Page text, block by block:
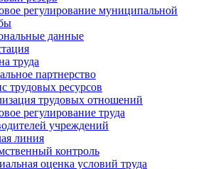
регулирование муниципальной
данные
труда
партнерство
трудовых ресурсов
трудовых отношений
регулирование труда
учреждений
линия
контроль
оценка условий труда